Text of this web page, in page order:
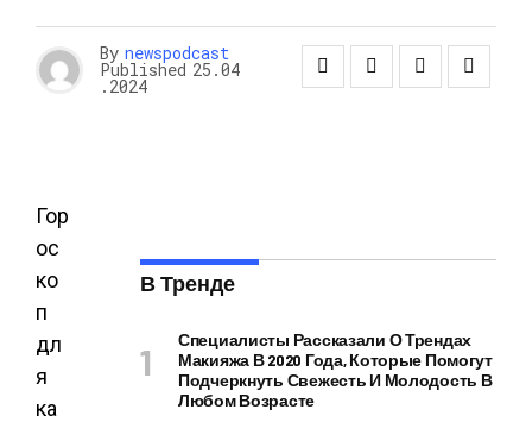
By newspodcast
Published 25.04
.2024
Гор
ос
ко
п
дл
я
ка
В Тренде
Специалисты Рассказали О Трендах
Макияжа В 2020 Года, Которые Помогут
Подчеркнуть Свежесть И Молодость В
Любом Возрасте